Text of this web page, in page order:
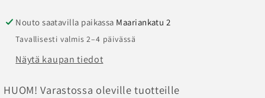
Nouto saatavilla paikassa Maariankatu 2
Tavallisesti valmis 2–4 päivässä
Näytä kaupan tiedot
HUOM! Varastossa oleville tuotteille